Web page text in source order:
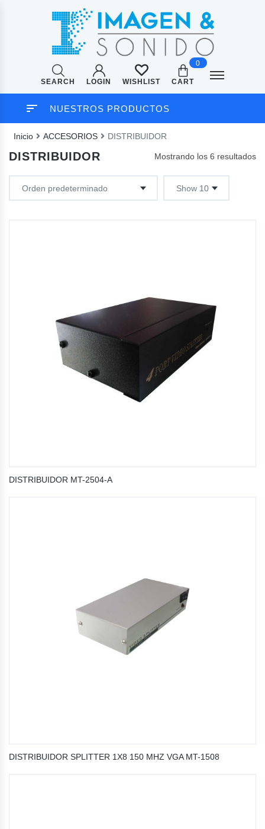
SEARCH LOGIN WISHLIST
0
CART
NUESTROS PRODUCTOS
Inicio ACCESORIOS DISTRIBUIDOR
DISTRIBUIDOR Mostrando los 6 resultados
DISTRIBUIDOR MT-2504-A
DISTRIBUIDOR SPLITTER 1X8 150 MHZ VGA MT-1508